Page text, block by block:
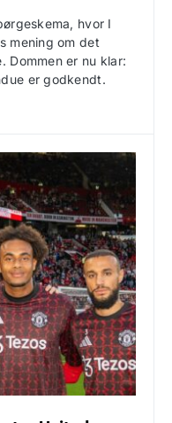
hvor I
mening om det
Dommen er nu klar:
er godkendt.